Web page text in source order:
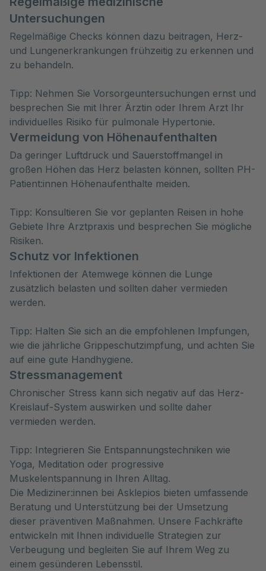
Untersuchungen
Regelmäßige Checks können dazu beitragen, Herz-
und Lungenerkrankungen frühzeitig zu erkennen und
zu behandeln.
Tipp: Nehmen Sie Vorsorgeuntersuchungen ernst und
besprechen Sie mit Ihrer Ärztin oder Ihrem Arzt Ihr
individuelles Risiko für pulmonale Hypertonie.
Vermeidung von Höhenaufenthalten
Da geringer Luftdruck und Sauerstoffmangel in
großen Höhen das Herz belasten können, sollten PH-
Patient:innen Höhenaufenthalte meiden.
Tipp: Konsultieren Sie vor geplanten Reisen in hohe
Gebiete Ihre Arztpraxis und besprechen Sie mögliche
Risiken.
Schutz vor Infektionen
Infektionen der Atemwege können die Lunge
zusätzlich belasten und sollten daher vermieden
werden.
Tipp: Halten Sie sich an die empfohlenen Impfungen,
wie die jährliche Grippeschutzimpfung, und achten Sie
auf eine gute Handhygiene.
Stressmanagement
Chronischer Stress kann sich negativ auf das Herz-
Kreislauf-System auswirken und sollte daher
vermieden werden.
Tipp: Integrieren Sie Entspannungstechniken wie
Yoga, Meditation oder progressive
Muskelentspannung in Ihren Alltag.
Die Mediziner:innen bei Asklepios bieten umfassende
Beratung und Unterstützung bei der Umsetzung
dieser präventiven Maßnahmen. Unsere Fachkräfte
entwickeln mit Ihnen individuelle Strategien zur
Verbeugung und begleiten Sie auf Ihrem Weg zu
einem gesünderen Lebensstil.